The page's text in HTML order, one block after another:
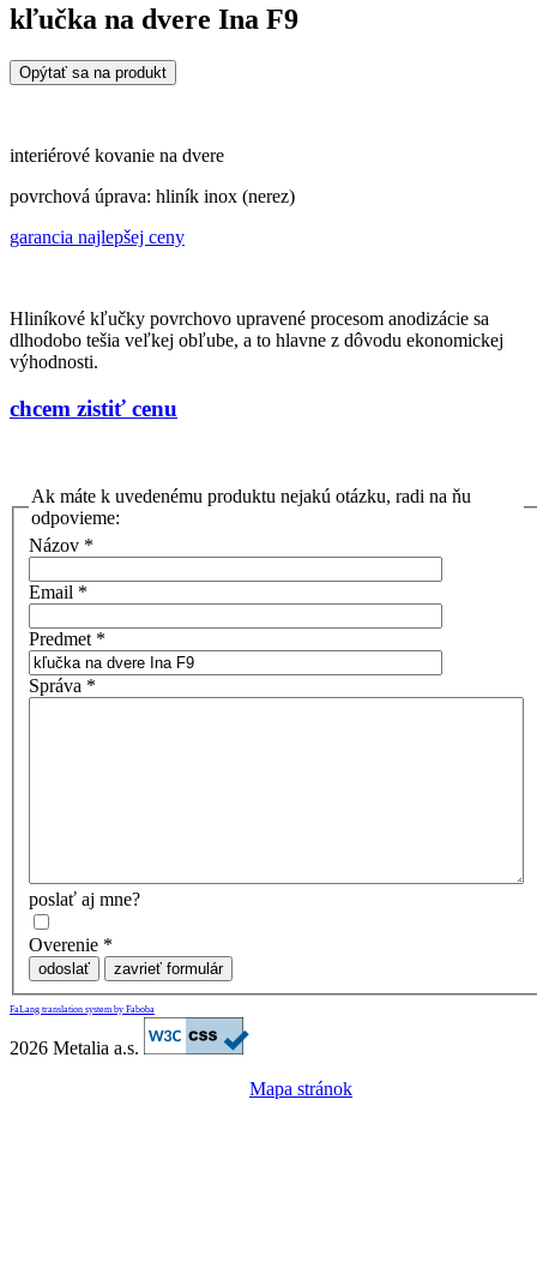
kľučka na dvere Ina F9
Opýtať sa na produkt
interiérové kovanie na dvere
povrchová úprava: hliník inox (nerez)
garancia najlepšej ceny
Hliníkové kľučky povrchovo upravené procesom anodizácie sa
dlhodobo tešia veľkej obľube, a to hlavne z dôvodu ekonomickej
výhodnosti.
chcem zistiť cenu
Ak máte k uvedenému produktu nejakú otázku, radi na ňu
odpovieme:
Názov *
Email *
Predmet *
Správa *
poslať aj mne?
Overenie *
odoslať zavrieť formulár
FaLang translation system by Faboba
2026 Metalia a.s.
Mapa stránok